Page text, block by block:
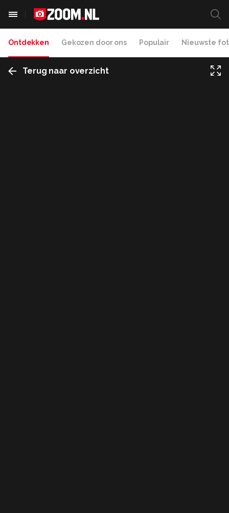
Ontdekken Gekozen door ons Populair Nieuwste
Terug naar overzicht